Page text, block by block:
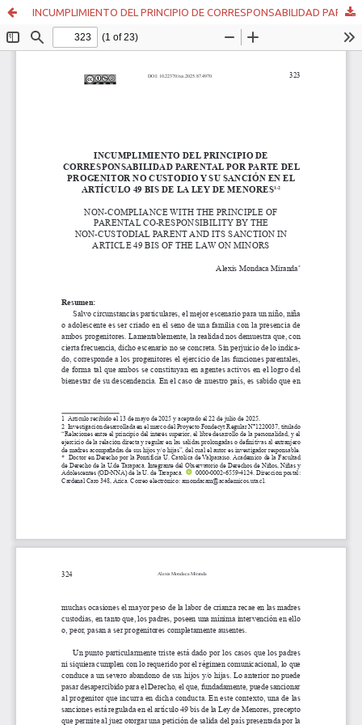
INCUMPLIMIENTO DEL PRINCIPIO DE CORRESPONSABILIDAD PARENTAL POR PARTE DEL PROGENITOR NO CUSTODIO Y SU SANCIÓN EN EL ARTÍCULO 49 BIS DE LA LEY DE MENORES